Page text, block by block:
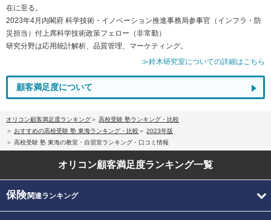
在に至る。
2023年4月内閣府 科学技術・イノベーション推進事務局参事官（インフラ・防
災担当）付上席科学技術政策フェロー（非常勤）
研究分野は応用統計解析、品質管理、マーケティング。
≫鈴木研究室についての詳細はこちら
顧客満足度について
オリコン顧客満足度ランキング
高校受験 塾ランキング・比較
おすすめの高校受験 塾 東海ランキング・比較
2023年版
高校受験 塾 東海の教室・自習室ランキング・口コミ情報
オリコン顧客満足度ランキング一覧
保険関連ランキング